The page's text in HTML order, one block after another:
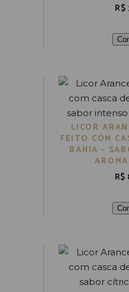
R$
LICOR
FEITO COM
BAHIA –
R$